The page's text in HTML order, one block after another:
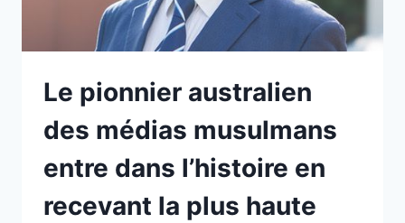
Le pionnier australien
des médias musulmans
entre dans l’histoire en
recevant la plus haute